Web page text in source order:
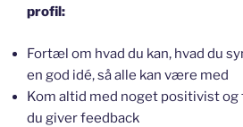
profil:
Fortæl om hvad du kan, hvad du
en god idé, så alle kan være med
Kom altid med noget positivist
du giver feedback